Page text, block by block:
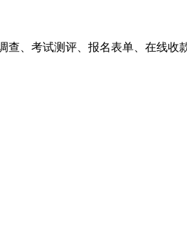
、考试测评、报名表单、在线收